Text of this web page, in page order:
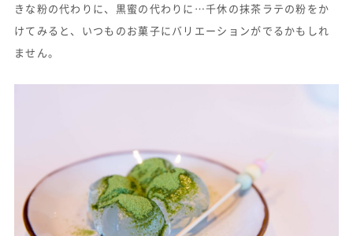
きな粉の代わりに、黒蜜の代わりに…千休の抹茶ラテの粉をか
けてみると、いつものお菓子にバリエーションがでるかもしれ
ません。